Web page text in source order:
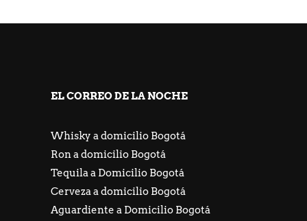
EL CORREO DE LA NOCHE
Whisky a domicilio Bogotá
Ron a domicilio Bogotá
Tequila a Domicilio Bogotá
Cerveza a domicilio Bogotá
Aguardiente a Domicilio Bogotá